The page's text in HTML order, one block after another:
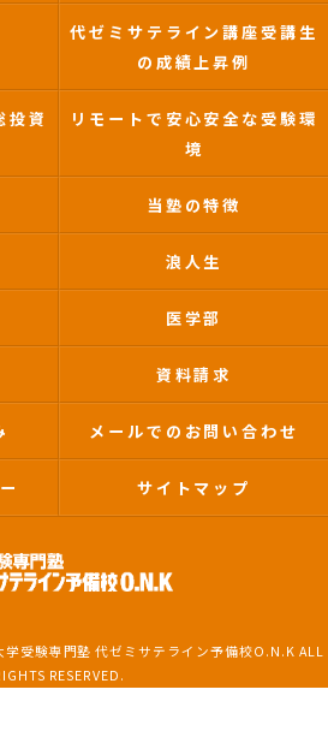
代ゼミサテライン講座受講生
の成績上昇例
投資
リモートで安心安全な受験環
境
当塾の特徴
浪人生
医学部
資料請求
メールでのお問い合わせ
サイトマップ
受験専門塾 代ゼミサテライン予備校O.N.K ALL
RESERVED.